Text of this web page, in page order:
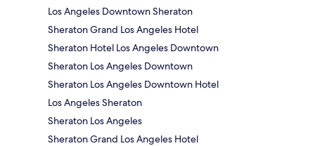
Los Angeles Downtown Sheraton
Sheraton Grand Los Angeles Hotel
Sheraton Hotel Los Angeles Downtown
Sheraton Los Angeles Downtown
Sheraton Los Angeles Downtown Hotel
Los Angeles Sheraton
Sheraton Los Angeles
Sheraton Grand Los Angeles Hotel